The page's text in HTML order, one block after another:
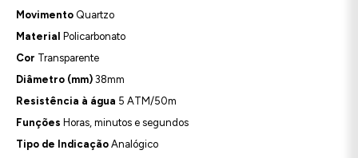
Movimento Quartzo
Material
Policarbonato
Cor Transparente
Diâmetro (mm) 38mm
Resistência à água 5 ATM/50m
Funções Horas, minutos e segundos
Tipo de Indicação Analógico